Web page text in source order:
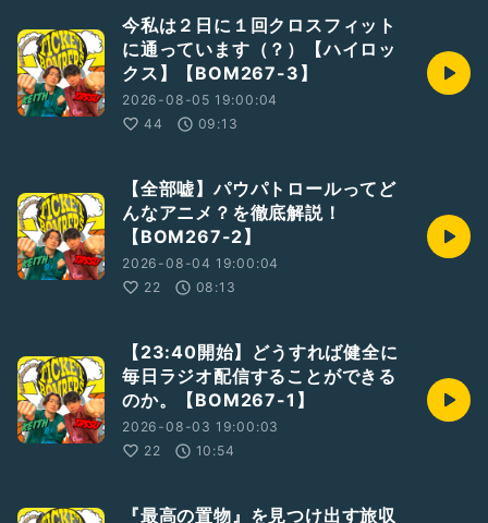
今私は２日に１回クロスフィット
に通っています（？）【ハイロッ
クス】【BOM267-3】
2026-08-05 19:00:04
44
09:13
【全部嘘】パウパトロールってど
んなアニメ？を徹底解説！
【BOM267-2】
2026-08-04 19:00:04
22
08:13
【23:40開始】どうすれば健全に
毎日ラジオ配信することができる
のか。【BOM267-1】
2026-08-03 19:00:03
22
10:54
『最高の置物』を見つけ出す旅収